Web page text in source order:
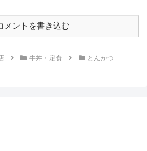
メントを書き込む
牛丼・定食 とんかつ